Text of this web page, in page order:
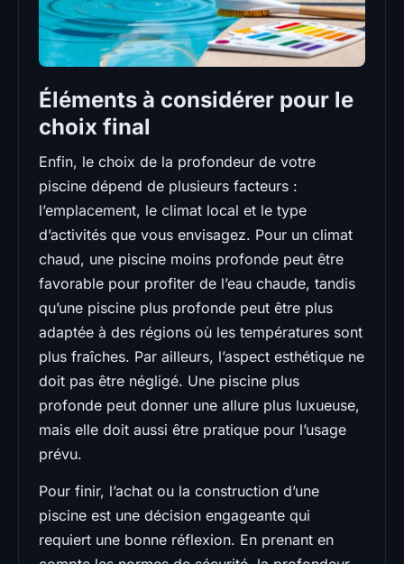
Éléments à considérer pour le
choix final
Enfin, le choix de la profondeur de votre
piscine dépend de plusieurs facteurs :
l’emplacement, le climat local et le type
d’activités que vous envisagez. Pour un climat
chaud, une piscine moins profonde peut être
favorable pour profiter de l’eau chaude, tandis
qu’une piscine plus profonde peut être plus
adaptée à des régions où les températures sont
plus fraîches. Par ailleurs, l’aspect esthétique ne
doit pas être négligé. Une piscine plus
profonde peut donner une allure plus luxueuse,
mais elle doit aussi être pratique pour l’usage
prévu.
Pour finir, l’achat ou la construction d’une
piscine est une décision engageante qui
requiert une bonne réflexion. En prenant en